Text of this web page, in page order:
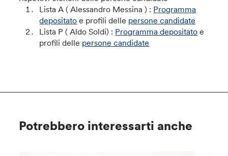
Lista A ( Alessandro Messina ) : Programma
depositato e profili delle persone candidate
Lista P ( Aldo Soldi) : Programma depositato e
profili delle persone candidate
Potrebbero interessarti anche